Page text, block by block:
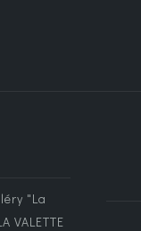
"La
VALETTE